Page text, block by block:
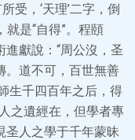
受，‘天理’二字，倒
就是“自得”。程頤
進獻說：“周公沒，圣
。道不可，百世無善
生千四百年之后，得
之遺經在，但學者專
圣人之學于千年蒙昧